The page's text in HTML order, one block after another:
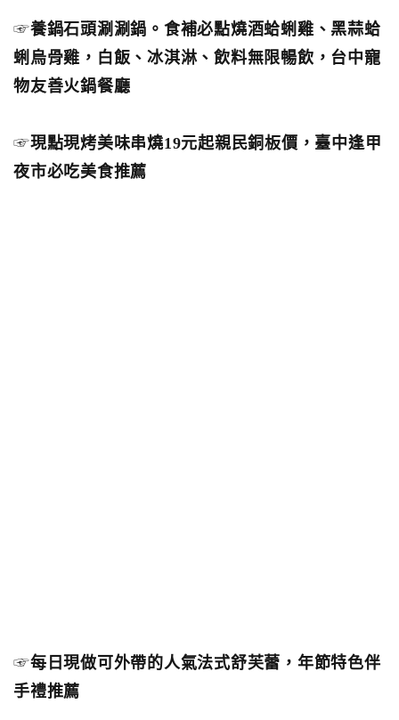
☞養鍋石頭涮涮鍋。食補必點燒酒蛤蜊雞、黑蒜蛤
蜊烏骨雞，白飯、冰淇淋、飲料無限暢飲，台中寵
物友善火鍋餐廳
☞現點現烤美味串燒19元起親民銅板價，臺中逢甲
夜市必吃美食推薦
☞每日現做可外帶的人氣法式舒芙蕾，年節特色伴
手禮推薦